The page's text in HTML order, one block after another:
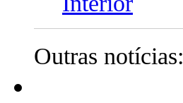
Outras notícias: